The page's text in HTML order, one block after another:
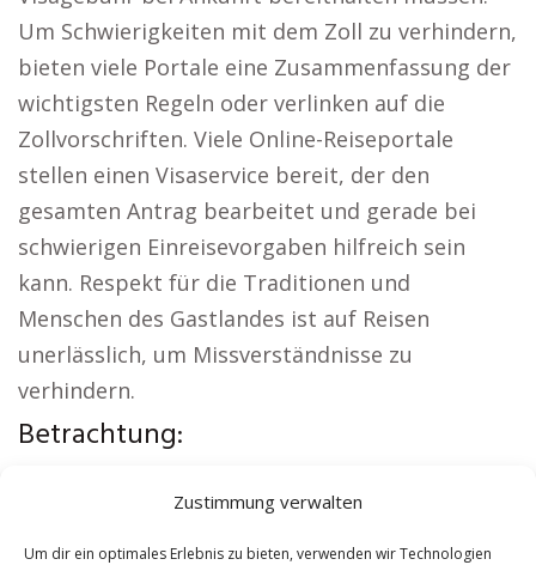
Zustimmung verwalten
Um dir ein optimales Erlebnis zu bieten, verwenden wir Technologien
Um Schwierigkeiten mit dem Zoll zu verhindern,
bieten viele Portale eine Zusammenfassung der
wichtigsten Regeln oder verlinken auf die
Zollvorschriften. Viele Online-Reiseportale
stellen einen Visaservice bereit, der den
gesamten Antrag bearbeitet und gerade bei
schwierigen Einreisevorgaben hilfreich sein
kann. Respekt für die Traditionen und
Menschen des Gastlandes ist auf Reisen
unerlässlich, um Missverständnisse zu
verhindern.
Betrachtung:
Versicherung Bremen|Wohnung mieten
Bremen |Schamane Bremen|Reisebüro